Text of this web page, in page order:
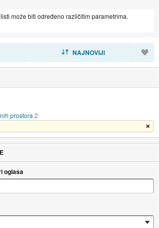
može biti određeno različitim parametrima.
NAJNOVIJI
prostora 2
oglasa